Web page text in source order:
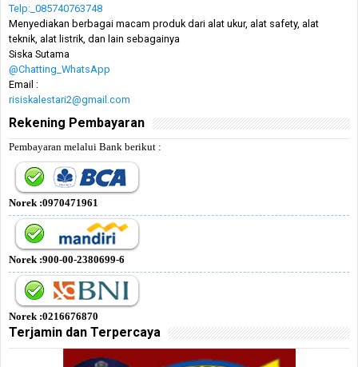
Telp:_085740763748
Menyediakan berbagai macam produk dari alat ukur, alat safety, alat
teknik, alat listrik, dan lain sebagainya
Siska Sutama
@Chatting_WhatsApp
Email :
risiskalestari2@gmail.com
Rekening Pembayaran
Pembayaran melalui Bank berikut :
Norek :0970471961
Norek :900-00-2380699-6
Norek :0216676870
Terjamin dan Terpercaya